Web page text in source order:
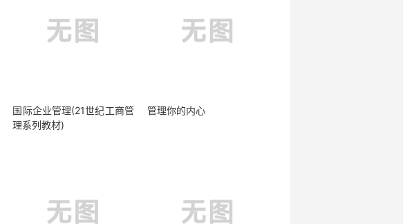
国际企业管理(21世纪工商管
理系列教材)
管理你的内心